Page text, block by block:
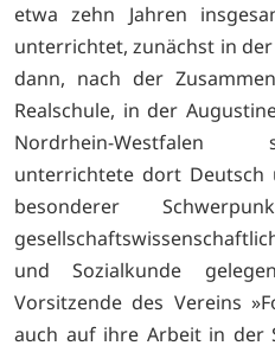
etwa zehn Jahren
unterrichtet, zunächst in
dann, nach der
Realschule, in der
Nordrhein-Westfalen
unterrichtete dort Deutsch
besonderer
und Sozialkunde
Vorsitzende des Vereins
auch auf ihre Arbeit in der